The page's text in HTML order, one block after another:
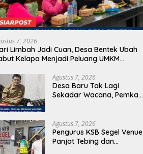
7, 2026
Limbah Jadi Cuan, Desa Bentek Ubah
Kelapa Menjadi Peluang UMKM
Agustus 7, 2026
Desa Baru Tak Lagi
Sekadar Wacana, Pemkab
Agustus 7, 2026
Pengurus KSB Segel Venue
Panjat Tebing dan